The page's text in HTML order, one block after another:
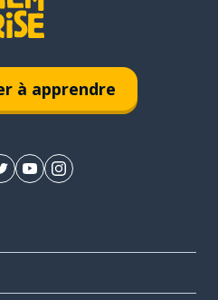
à apprendre